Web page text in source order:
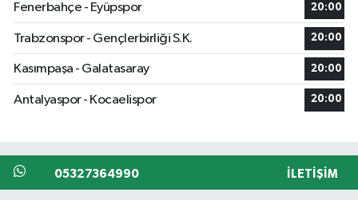
Fenerbahçe - Eyüpspor 20:00
Trabzonspor - Gençlerbirliği S.K. 20:00
Kasımpaşa - Galatasaray 20:00
Antalyaspor - Kocaelispor 20:00
05327364990 İLETIŞIM